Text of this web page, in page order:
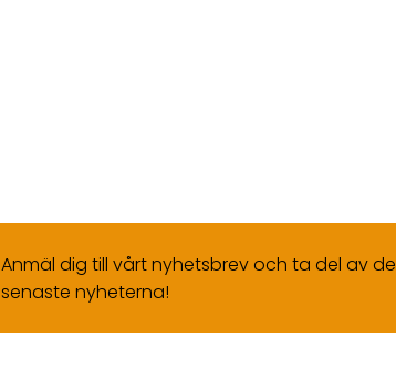
Anmäl dig till vårt nyhetsbrev och ta del av de
senaste nyheterna!